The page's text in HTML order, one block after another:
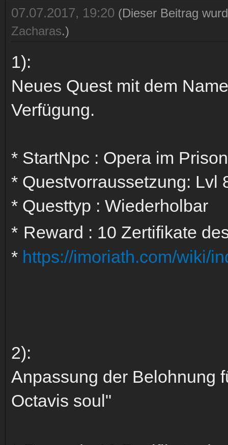
07.07.2017, 19:20 (Dieser Beitrag
Zacharas.)
1):
Neues Quest mit dem
Verfügung.
* StartNpc : Opera im
* Questvorraussetzung: Lvl
* Questtyp : Wiederholbar
* Reward : 10 Zertifikate
* https://imoriath.com/wiki/
2):
Anpassung der Belohnung
Octavis soul"